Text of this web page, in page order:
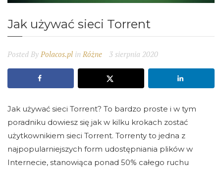
Jak używać sieci Torrent
Posted By Polacos.pl in Różne 3 sierpnia 2020
Jak używać sieci Torrent? To bardzo proste i w tym
poradniku dowiesz się jak w kilku krokach zostać
użytkownikiem sieci Torrent. Torrenty to jedna z
najpopularniejszych form udostępniania plików w
Internecie, stanowiąca ponad 50% całego ruchu